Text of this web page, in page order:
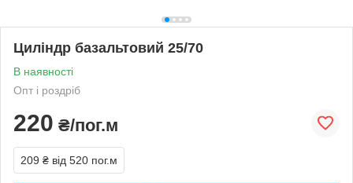
Циліндр базальтовий 25/70
В наявності
Опт і роздріб
220 ₴/пог.м
209 ₴ від 520 пог.м